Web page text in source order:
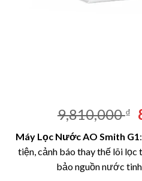
9,810,000₫
Máy Lọc Nước AO Smith G1
tiện, cảnh báo thay thế lõi lọc
bảo nguồn nước